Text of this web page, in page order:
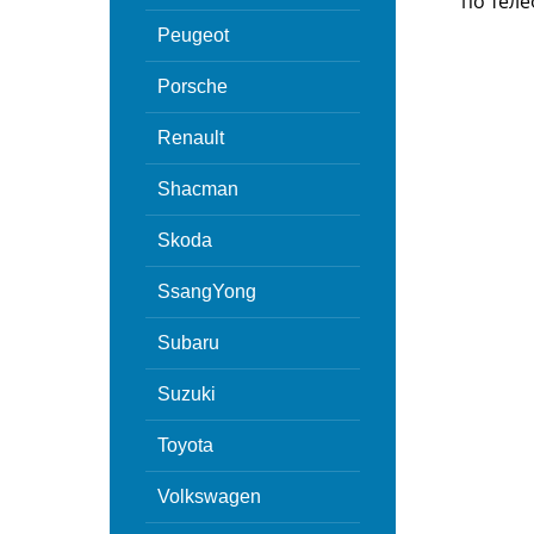
Peugeot
Porsche
Renault
Shacman
Skoda
SsangYong
Subaru
Suzuki
Toyota
Volkswagen